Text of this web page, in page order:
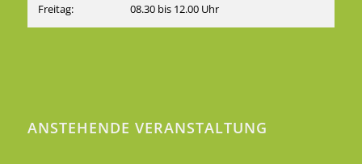
Freitag: 08.30 bis 12.00 Uhr
ANSTEHENDE VERANSTALTUNG